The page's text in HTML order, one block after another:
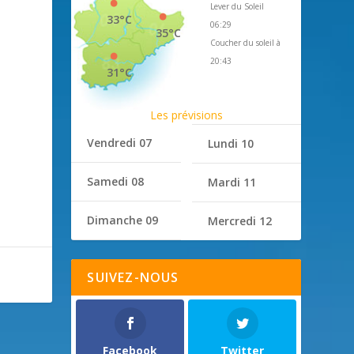
35°C
33°C
31°C
Lever du Soleil
06:29
Coucher du soleil à
20:43
Les prévisions
Vendredi 07
Samedi 08
Dimanche 09
Lundi 10
Mardi 11
Mercredi 12
SUIVEZ-NOUS
Facebook Twitter